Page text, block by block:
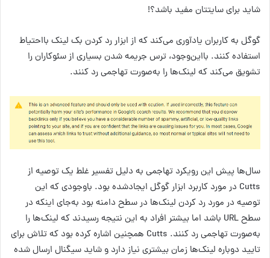
شاید برای سایتتان مفید باشد؟!
گوگل به کاربران یادآوری می‌کند که از ابزار رد کردن بک لینک بااحتیاط
استفاده کنند. بااین‌وجود، ترس جریمه شدن بسیاری از سئوکاران را
تشویق می‌کند که لینک‌ها را به‌صورت تهاجمی رد کنند.
سال‌ها پیش این رویکرد تهاجمی به دلیل تفسیر غلط یک توصیه از
Cutts در مورد کاربرد ابزار گوگل ایجادشده بود. باوجودی که این
توصیه در مورد رد کردن لینک‌ها در سطح دامنه بود به‌جای اینکه در
سطح URL باشد اما بیشتر افراد به این نتیجه رسیدند که لینک‌ها را
به‌صورت تهاجمی رد کنند. Cutts همچنین اشاره کرده بود که تلاش برای
تایید دوباره لینک‌ها زمان بیشتری نیاز دارد و شاید سیگنال ارسال شده